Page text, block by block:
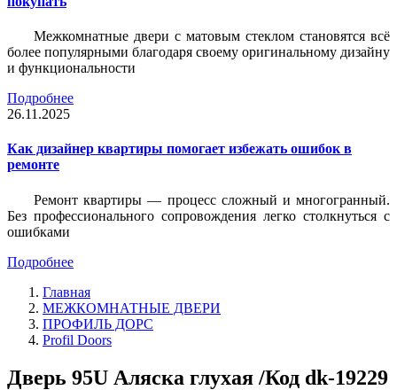
Межкомнатные двери с матовым стеклом становятся всё
более популярными благодаря своему оригинальному дизайну
и функциональности
Подробнее
26.11.2025
Как дизайнер квартиры помогает избежать ошибок в
ремонте
Ремонт квартиры — процесс сложный и многогранный.
Без профессионального сопровождения легко столкнуться с
ошибками
Подробнее
Главная
МЕЖКОМНАТНЫЕ ДВЕРИ
ПРОФИЛЬ ДОРС
Profil Doors
Дверь 95U Аляска глухая /Код dk-19229